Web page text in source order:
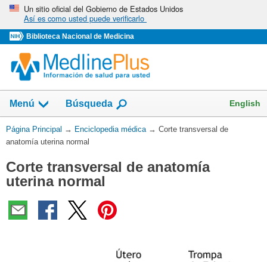
Omita
vaya
al
Contenido
Un sitio oficial del Gobierno de Estados Unidos
Así es como usted puede verificarlo
Biblioteca Nacional de Medicina
Menú Búsqueda English
Usted
está
Página Principal → Enciclopedia médica → Corte transversal de
anatomía uterina normal
Corte transversal de anatomía
uterina normal